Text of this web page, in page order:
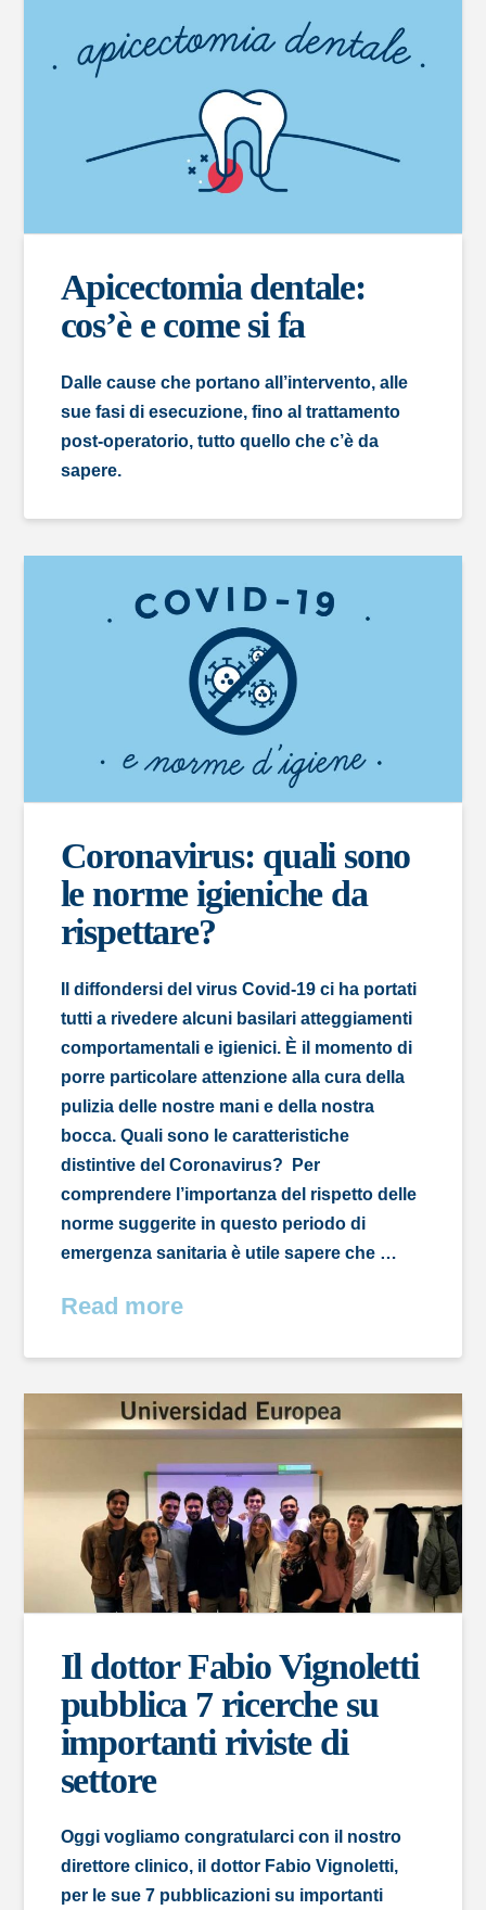
Apicectomia dentale:
cos’è e come si fa
Dalle cause che portano all’intervento, alle
sue fasi di esecuzione, fino al trattamento
post-operatorio, tutto quello che c’è da
sapere.
Coronavirus: quali sono
le norme igieniche da
rispettare?
Il diffondersi del virus Covid-19 ci ha portati
tutti a rivedere alcuni basilari atteggiamenti
comportamentali e igienici. È il momento di
porre particolare attenzione alla cura della
pulizia delle nostre mani e della nostra
bocca. Quali sono le caratteristiche
distintive del Coronavirus? Per
comprendere l’importanza del rispetto delle
norme suggerite in questo periodo di
emergenza sanitaria è utile sapere che …
Read more
Il dottor Fabio Vignoletti
pubblica 7 ricerche su
importanti riviste di
settore
Oggi vogliamo congratularci con il nostro
direttore clinico, il dottor Fabio Vignoletti,
per le sue 7 pubblicazioni su importanti